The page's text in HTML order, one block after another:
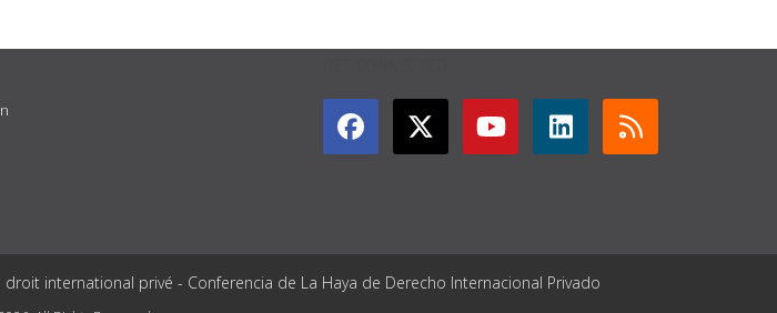
international privé - Conferencia de La Haya de Derecho Internacional Privado